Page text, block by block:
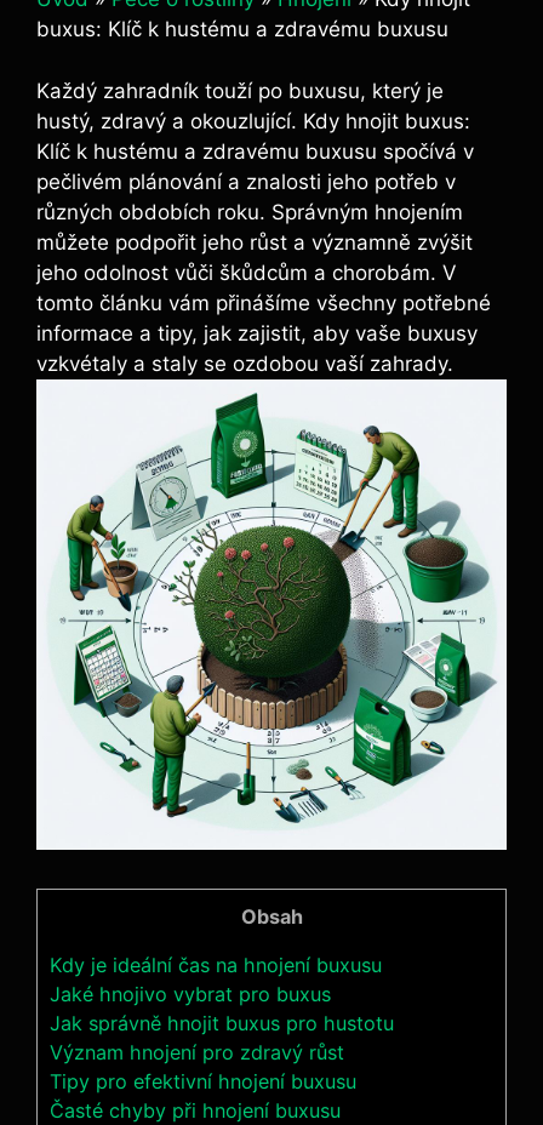
buxus: Klíč k hustému a zdravému buxusu
Každý zahradník touží po buxusu,‍ který‍ je
hustý, zdravý a okouzlující. Kdy hnojit buxus:
Klíč ⁤k⁤ hustému a zdravému⁣ buxusu spočívá‍ v
pečlivém plánování a znalosti jeho potřeb v⁢
různých obdobích roku. Správným hnojením
můžete podpořit jeho růst a významně zvýšit
jeho odolnost vůči ⁢škůdcům a‌ chorobám.​ V
tomto ‍článku vám přinášíme ‍všechny potřebné
informace a tipy, jak ⁤zajistit, aby vaše buxusy
vzkvétaly a staly se ozdobou vaší ‍zahrady.
Obsah
Kdy je ideální čas na ‍hnojení buxusu
Jaké hnojivo vybrat pro buxus
Jak správně hnojit ⁤buxus ​pro hustotu
Význam ‍hnojení pro zdravý růst
Tipy ‍pro efektivní hnojení buxusu
Časté chyby při hnojení buxusu